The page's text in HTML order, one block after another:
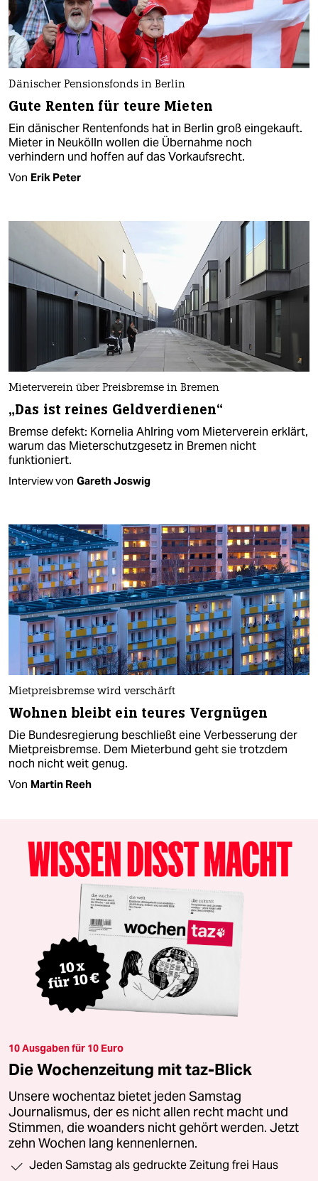
Dänischer Pensionsfonds in Berlin
Gute Renten für teure Mieten
Ein dänischer Rentenfonds hat in Berlin groß eingekauft.
Mieter in Neukölln wollen die Übernahme noch
verhindern und hoffen auf das Vorkaufsrecht.
Von Erik Peter
Mieterverein über Preisbremse in Bremen
„Das ist reines Geldverdienen“
Bremse defekt: Kornelia Ahlring vom Mieterverein erklärt,
warum das Mieterschutzgesetz in Bremen nicht
funktioniert.
Interview von Gareth Joswig
Mietpreisbremse wird verschärft
Wohnen bleibt ein teures Vergnügen
Die Bundesregierung beschließt eine Verbesserung der
Mietpreisbremse. Dem Mieterbund geht sie trotzdem
noch nicht weit genug.
Von Martin Reeh
10 Ausgaben für 10 Euro
Die Wochenzeitung mit taz-Blick
Unsere wochentaz bietet jeden Samstag
Journalismus, der es nicht allen recht macht und
Stimmen, die woanders nicht gehört werden. Jetzt
zehn Wochen lang kennenlernen.
Jeden Samstag als gedruckte Zeitung frei Haus